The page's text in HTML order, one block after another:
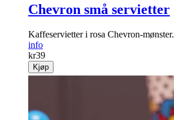
Chevron små servietter
Kaffeservietter i rosa Chevron-mønster.
info
kr39
Kjøp